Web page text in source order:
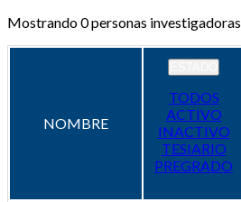
Mostrando0personas investigadoras
NOMBRE
TODOS
ACTIVO
INACTIVO
TESIARIO
PREGRADO